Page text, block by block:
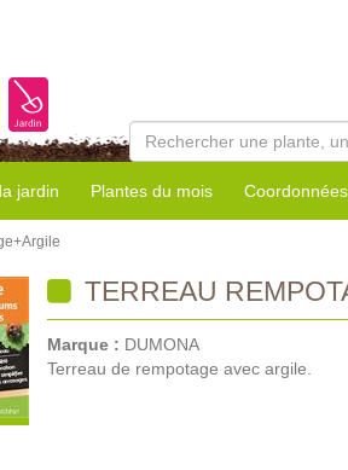
jardin Plantes du mois
TERREAU
Marque : DUMONA
Terreau de rempotage avec argile.